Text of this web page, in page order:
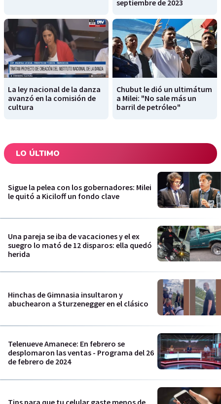
septiembre de 2023
La ley nacional de la danza
avanzó en la comisión de
cultura
Chubut le dió un ultimátum
a Milei: "No sale más un
barril de petróleo"
LO ÚLTIMO
Sigue la pelea con los gobernadores: Milei
le quitó a Kiciloff un fondo clave
Una pareja se iba de vacaciones y el ex
suegro lo mató de 12 disparos: ella quedó
herida
Hinchas de Gimnasia insultaron y
abuchearon a Sturzenegger en el clásico
Telenueve Amanece: En febrero se
desplomaron las ventas - Programa del 26
de febrero de 2024
Tips para que tu celular gaste menos de